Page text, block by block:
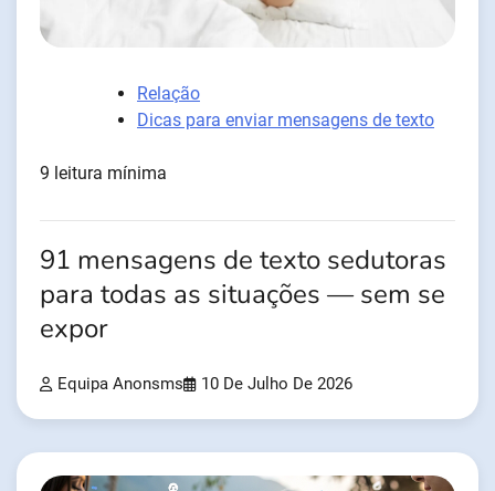
Relação
Dicas para enviar mensagens de texto
9 leitura mínima
91 mensagens de texto sedutoras
para todas as situações — sem se
expor
Equipa Anonsms 10 De Julho De 2026